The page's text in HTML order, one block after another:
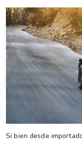
Si bien desde